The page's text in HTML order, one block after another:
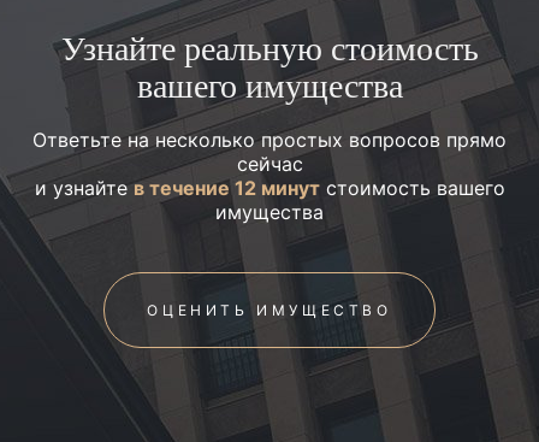
Узнайте реальную стоимость
вашего имущества
Ответьте на несколько простых вопросов прямо
сейчас
и узнайтев течение 12 минутстоимость вашего
имущества
ОЦЕНИТЬ ИМУЩЕСТВО